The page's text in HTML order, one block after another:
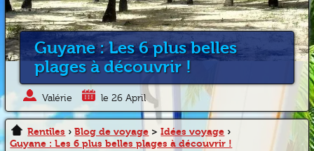
Guyane : Les 6 plus belles
plages à découvrir !
Valérie le 26 April
Rentîles › Blog de voyage > Idées voyage ›
Guyane : Les 6 plus belles plages à découvrir !